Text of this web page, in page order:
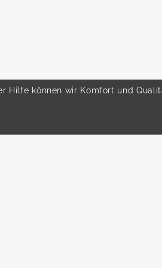
können wir Komfort und